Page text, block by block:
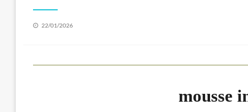
Posted
22/01/2026
mousse